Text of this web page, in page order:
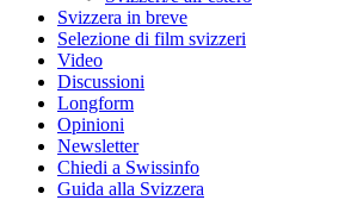
Svizzera in breve
Selezione di film svizzeri
Video
Discussioni
Longform
Opinioni
Newsletter
Chiedi a Swissinfo
Guida alla Svizzera